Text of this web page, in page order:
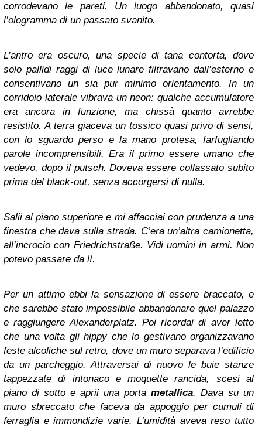
corrodevano le pareti. Un luogo abbandonato, quasi
l’ologramma di un passato svanito.
L’antro era oscuro, una specie di tana contorta, dove
solo pallidi raggi di luce lunare filtravano dall’esterno e
consentivano un sia pur minimo orientamento. In un
corridoio laterale vibrava un neon: qualche accumulatore
era ancora in funzione, ma chissà quanto avrebbe
resistito. A terra giaceva un tossico quasi privo di sensi,
con lo sguardo perso e la mano protesa, farfugliando
parole incomprensibili. Era il primo essere umano che
vedevo, dopo il putsch. Doveva essere collassato subito
prima del black-out, senza accorgersi di nulla.
Salii al piano superiore e mi affacciai con prudenza a una
finestra che dava sulla strada. C’era un’altra camionetta,
all’incrocio con Friedrichstraße. Vidi uomini in armi. Non
potevo passare da lì.
Per un attimo ebbi la sensazione di essere braccato, e
che sarebbe stato impossibile abbandonare quel palazzo
e raggiungere Alexanderplatz. Poi ricordai di aver letto
che una volta gli hippy che lo gestivano organizzavano
feste alcoliche sul retro, dove un muro separava l’edificio
da un parcheggio. Attraversai di nuovo le buie stanze
tappezzate di intonaco e moquette rancida, scesi al
piano di sotto e aprii una porta metallica. Dava su un
muro sbreccato che faceva da appoggio per cumuli di
ferraglia e immondizie varie. L’umidità aveva reso tutto